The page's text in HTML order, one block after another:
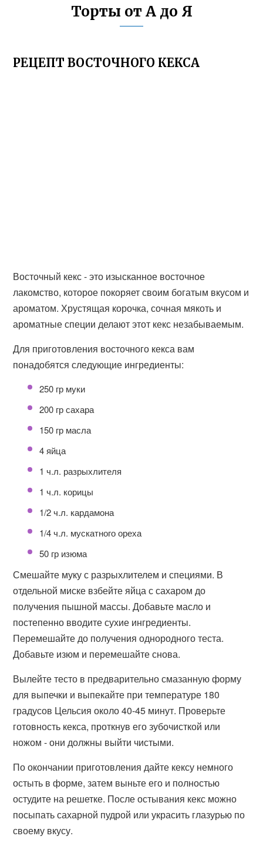
Торты от А до Я
РЕЦЕПТ ВОСТОЧНОГО КЕКСА
Восточный кекс - это изысканное восточное
лакомство, которое покоряет своим богатым вкусом и
ароматом. Хрустящая корочка, сочная мякоть и
ароматные специи делают этот кекс незабываемым.
Для приготовления восточного кекса вам
понадобятся следующие ингредиенты:
250 гр муки
200 гр сахара
150 гр масла
4 яйца
1 ч.л. разрыхлителя
1 ч.л. корицы
1/2 ч.л. кардамона
1/4 ч.л. мускатного ореха
50 гр изюма
Смешайте муку с разрыхлителем и специями. В
отдельной миске взбейте яйца с сахаром до
получения пышной массы. Добавьте масло и
постепенно вводите сухие ингредиенты.
Перемешайте до получения однородного теста.
Добавьте изюм и перемешайте снова.
Вылейте тесто в предварительно смазанную форму
для выпечки и выпекайте при температуре 180
градусов Цельсия около 40-45 минут. Проверьте
готовность кекса, проткнув его зубочисткой или
ножом - они должны выйти чистыми.
По окончании приготовления дайте кексу немного
остыть в форме, затем выньте его и полностью
остудите на решетке. После остывания кекс можно
посыпать сахарной пудрой или украсить глазурью по
своему вкусу.